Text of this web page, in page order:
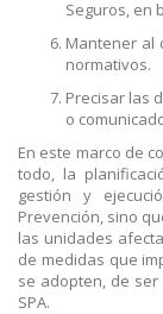
Seguros, en
Mantener al
normativos.
Precisar las
o
En este marco de
todo, la
gestión y
Prevención, sino
las unidades
de medidas que
se adopten, de
SPA.